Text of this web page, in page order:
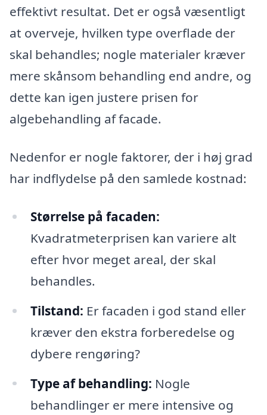
effektivt resultat. Det er også væsentligt
at overveje, hvilken type overflade der
skal behandles; nogle materialer kræver
mere skånsom behandling end andre, og
dette kan igen justere prisen for
algebehandling af facade.
Nedenfor er nogle faktorer, der i høj grad
har indflydelse på den samlede kostnad:
Størrelse på facaden:
Kvadratmeterprisen kan variere alt
efter hvor meget areal, der skal
behandles.
Tilstand: Er facaden i god stand eller
kræver den ekstra forberedelse og
dybere rengøring?
Type af behandling: Nogle
behandlinger er mere intensive og